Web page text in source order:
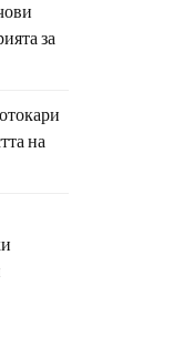
за
на